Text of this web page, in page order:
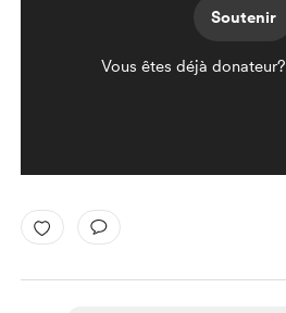
Soutenir
Vous êtes déjà donateur?